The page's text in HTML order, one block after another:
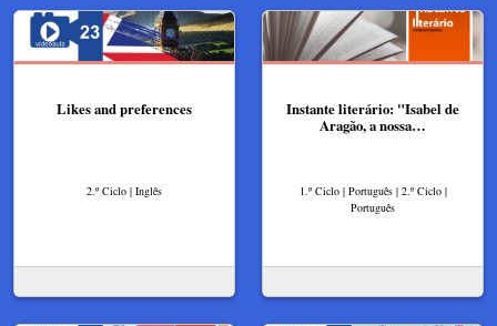
Likes and preferences
2.º Ciclo | Inglês
Instante literário: "Isabel de
Aragão, a nossa…
1.º Ciclo | Português | 2.º Ciclo |
Português